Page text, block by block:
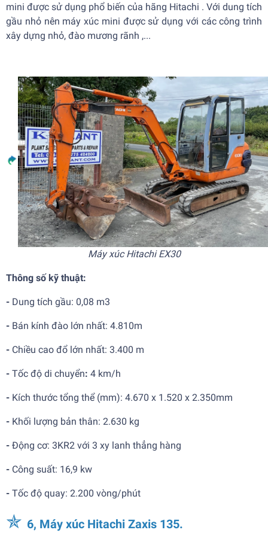
mini được sử dụng phổ biến của hãng Hitachi . Với dung tích
gầu nhỏ nên máy xúc mini được sử dụng với các công trình
xây dựng nhỏ, đào mương rãnh ,...
Máy xúc Hitachi EX30
Thông số kỹ thuật:
- Dung tích gầu: 0,08 m3
- Bán kính đào lớn nhất: 4.810m
- Chiều cao đổ lớn nhất: 3.400 m
- Tốc độ di chuyển: 4 km/h
- Kích thước tổng thể (mm): 4.670 x 1.520 x 2.350mm
- Khối lượng bản thân: 2.630 kg
- Động cơ: 3KR2 với 3 xy lanh thẳng hàng
- Công suất: 16,9 kw
- Tốc độ quay: 2.200 vòng/phút
✯ 6, Máy xúc Hitachi Zaxis 135.